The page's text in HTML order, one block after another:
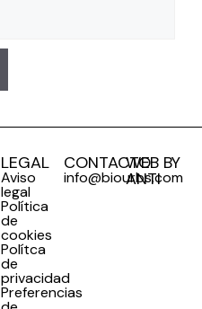
LEGAL
Aviso
legal
Política
de
cookies
Polítca
de
privacidad
Preferencias
CONTACTO
info@biourbs.com
WEB BY
ANTI